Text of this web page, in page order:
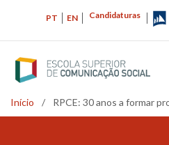
principal
Candidaturas
PT EN
Navegação
Início / RPCE: 30 anos a formar